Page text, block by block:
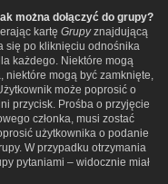
można dołączyć do grupy?
kartę Grupyznajdującą
się po kliknięciu odnośnika
każdego. Niektóre mogą
mogą być zamknięte,
może poprosić o
przycisk. Prośba o przyjęcie
członka, musi zostać
użytkownika o podanie
W przypadku otrzymania
pytaniami – widocznie miał